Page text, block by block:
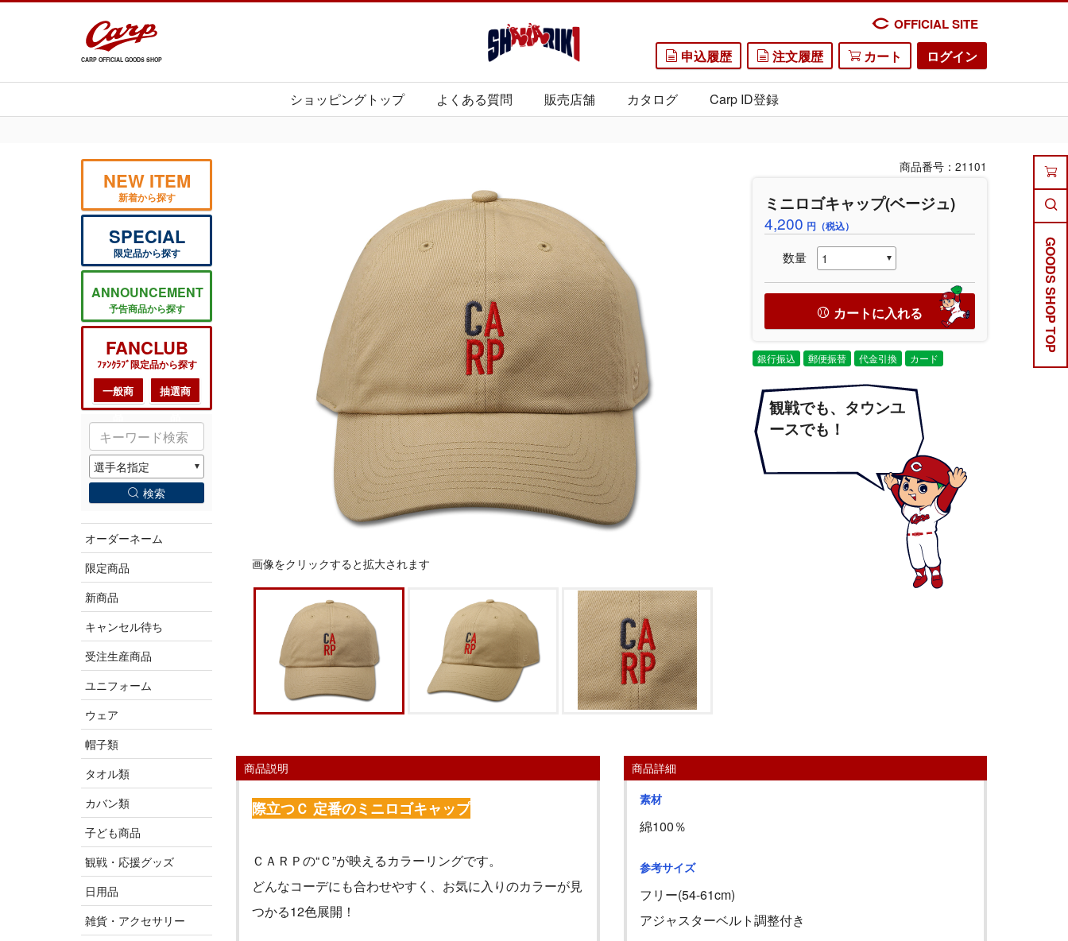
CARP OFFICIAL GOODS SHOP
OFFICIAL SITE
申込履歴 注文履歴 カート ログイン
ショッピングトップ よくある質問 販売店舗 カタログ Carp ID登録
NEW ITEM
新着から探す
SPECIAL
限定品から探す
ANNOUNCEMENT
予告商品から探す
FANCLUB
ﾌｧﾝｸﾗﾌﾞ限定品から探す
一般商
抽選商
検索
オーダーネーム
限定商品
新商品
キャンセル待ち
受注生産商品
ユニフォーム
ウェア
帽子類
タオル類
カバン類
子ども商品
観戦・応援グッズ
日用品
雑貨・アクセサリー
GOODS SHOP TOP
画像をクリックすると拡大されます
商品番号：21101
ミニロゴキャップ(ベージュ)
4,200 円（税込）
数量
カートに入れる
銀行振込 郵便振替 代金引換 カード
観戦でも、タウンユ
ースでも！
商品説明
際立つＣ 定番のミニロゴキャップ
ＣＡＲＰの“Ｃ”が映えるカラーリングです。
どんなコーデにも合わせやすく、お気に入りのカラーが見
つかる12色展開！
商品詳細
素材
綿100％
参考サイズ
フリー(54-61cm)
アジャスターベルト調整付き